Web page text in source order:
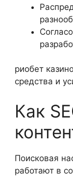
риобет
средства и
Как
Поисковая
работают в